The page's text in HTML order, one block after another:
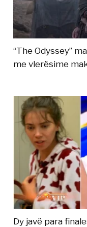
“The Odyssey”
me vlerësime
Dy javë para